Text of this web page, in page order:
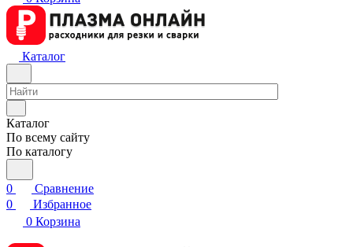
Каталог
Каталог
По всему сайту
По каталогу
0
Сравнение
0
Избранное
0 Корзина